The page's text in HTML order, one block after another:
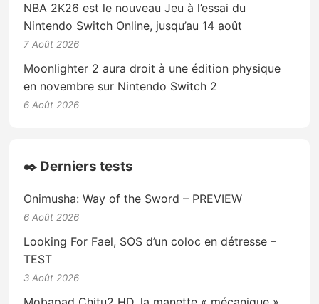
NBA 2K26 est le nouveau Jeu à l’essai du
Nintendo Switch Online, jusqu’au 14 août
7 Août 2026
Moonlighter 2 aura droit à une édition physique
en novembre sur Nintendo Switch 2
6 Août 2026
✒️ Derniers tests
Onimusha: Way of the Sword – PREVIEW
6 Août 2026
Looking For Fael, SOS d’un coloc en détresse –
TEST
3 Août 2026